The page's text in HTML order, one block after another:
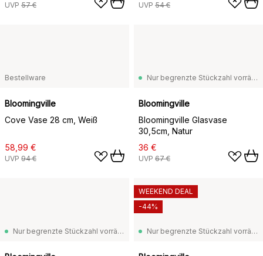
UVP 57 € UVP 54 €
Bestellware
Bloomingville
Cove Vase 28 cm, Weiß
58,99 €
UVP 94 €
Nur begrenzte Stückzahl vorrätig
Bloomingville
Bloomingville Glasvase
30,5cm, Natur
36 €
UVP 67 €
Nur begrenzte Stückzahl vorrätig Nur begrenzte Stückzahl vorrätig
WEEKEND DEAL
-44%